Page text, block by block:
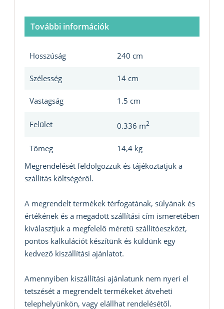
További információk
Hosszúság 240 cm
Szélesség 14 cm
Vastagság 1.5 cm
Felület 0.336 m2
Tömeg
14,4 kg
Megrendelését feldolgozzuk és tájékoztatjuk a
szállítás költségéről.
A megrendelt termékek térfogatának, súlyának és
értékének és a megadott szállítási cím ismeretében
kiválasztjuk a megfelelő méretű szállítóeszközt,
pontos kalkulációt készítünk és küldünk egy
kedvező kiszállítási ajánlatot.
Amennyiben kiszállítási ajánlatunk nem nyeri el
tetszését a megrendelt termékeket átveheti
telephelyünkön, vagy elállhat rendelésétől.